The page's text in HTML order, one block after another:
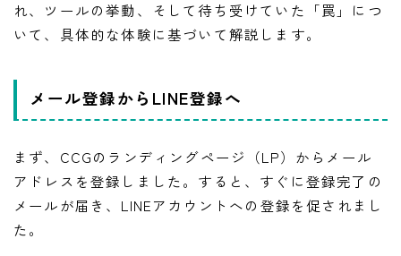
れ、ツールの挙動、そして待ち受けていた「罠」につ
いて、具体的な体験に基づいて解説します。
メール登録からLINE登録へ
まず、CCGのランディングページ（LP）からメール
アドレスを登録しました。すると、すぐに登録完了の
メールが届き、LINEアカウントへの登録を促されまし
た。